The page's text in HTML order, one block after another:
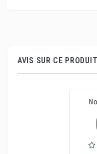
AVIS SUR CE